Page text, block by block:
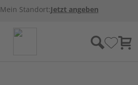
Mein Standort:Jetzt angeben